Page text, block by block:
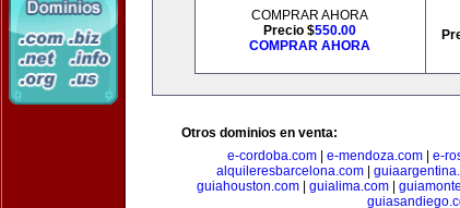
COMPRAR AHORA
Precio $550.00
COMPRAR AHORA
Otros dominios en venta:
e-cordoba.com
e-mendoza.com e-
alquileresbarcelona.com|
guiahouston.com| guialima.com|